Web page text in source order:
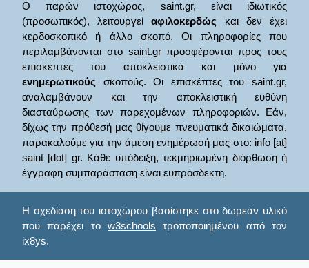
Ο παρών ιστοχώρος, saint.gr, είναι ιδιωτικός
(προσωπικός), λειτουργείαφιλοκερδώς και δεν έχει
κερδοσκοπικό ή άλλο σκοπό. Οι πληροφορίες που
περιλαμβάνονται στο saint.gr προσφέρονται προς τους
επισκέπτες του αποκλειστικά και μόνο για
ενημερωτικούς σκοπούς. Οι επισκέπτες του saint.gr,
αναλαμβάνουν και την αποκλειστική ευθύνη
διασταύρωσης των παρεχομένων πληροφοριών. Εάν,
δίχως την πρόθεσή μας θίγουμε πνευματικά δικαιώματα,
παρακαλούμε για την άμεση ενημέρωσή μας στο: info [at]
saint [dot] gr. Κάθε υπόδειξη, τεκμηριωμένη διόρθωση ή
έγγραφη συμπαράσταση είναι ευπρόσδεκτη.
Η σχεδίαση του ιστοχώρου βασίστηκε στο δωρεάν υλικό
που παρέχει το w3schools τροποποιημένου από τον
ix8ys.